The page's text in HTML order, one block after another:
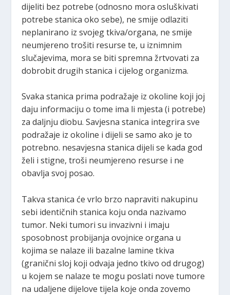
dijeliti bez potrebe (odnosno mora osluškivati
potrebe stanica oko sebe), ne smije odlaziti
neplanirano iz svojeg tkiva/organa, ne smije
neumjereno trošiti resurse te, u iznimnim
slučajevima, mora se biti spremna žrtvovati za
dobrobit drugih stanica i cijelog organizma.
Svaka stanica prima podražaje iz okoline koji joj
daju informaciju o tome ima li mjesta (i potrebe)
za daljnju diobu. Savjesna stanica integrira sve
podražaje iz okoline i dijeli se samo ako je to
potrebno. nesavjesna stanica dijeli se kada god
želi i stigne, troši neumjereno resurse i ne
obavlja svoj posao.
Takva stanica će vrlo brzo napraviti nakupinu
sebi identičnih stanica koju onda nazivamo
tumor. Neki tumori su invazivni i imaju
sposobnost probijanja ovojnice organa u
kojima se nalaze ili bazalne lamine tkiva
(granični sloj koji odvaja jedno tkivo od drugog)
u kojem se nalaze te mogu poslati nove tumore
na udaljene dijelove tijela koje onda zovemo